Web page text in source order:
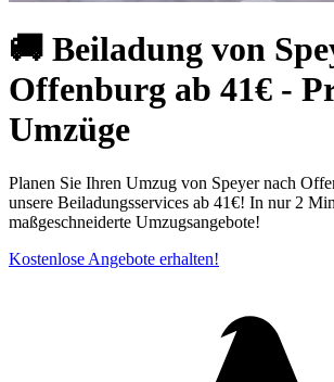
🚚 Beiladung von
Offenburg ab 41€ -
Umzüge
Planen Sie Ihren Umzug von Speyer nach
unsere Beiladungsservices ab 41€! In nur 2
maßgeschneiderte Umzugsangebote!
Kostenlose Angebote erhalten!